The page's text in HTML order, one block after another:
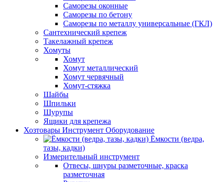
Саморезы оконные
Саморезы по бетону
Саморезы по металлу универсальные (ГКЛ)
Сантехнический крепеж
Такелажный крепеж
Хомуты
Хомут
Хомут металлический
Хомут червячный
Хомут-стяжка
Шайбы
Шпильки
Шурупы
Ящики для крепежа
Хозтовары Инструмент Оборудование
Ёмкости (ведра,
тазы, кадки)
Измерительный инструмент
Отвесы, шнуры разметочные, краска
разметочная